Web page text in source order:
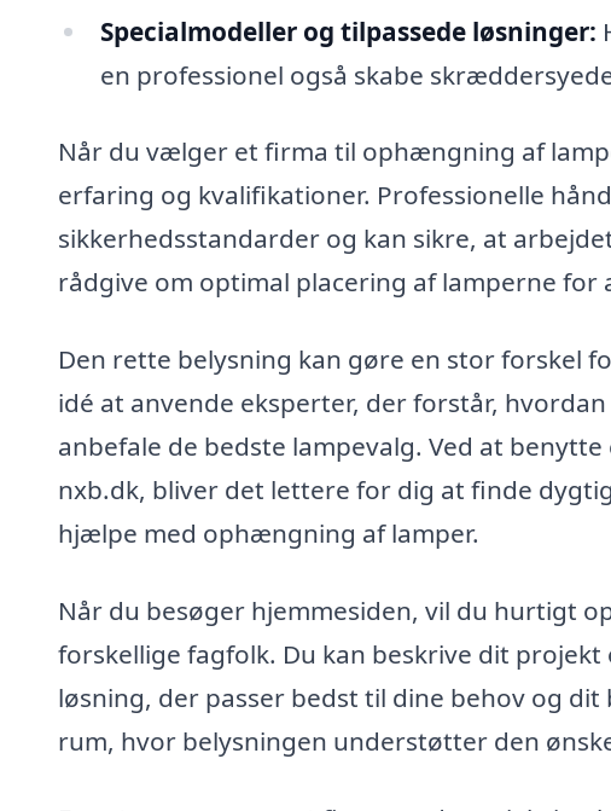
Specialmodeller og tilpassede løsninger:
en professionel også skabe
Når du vælger et firma til ophængning af
erfaring og kvalifikationer. Professionelle
sikkerhedsstandarder og kan sikre, at
rådgive om optimal placering af lamperne
Den rette belysning kan gøre en stor forskel
idé at anvende eksperter, der forstår,
anbefale de bedste lampevalg. Ved at
nxb.dk, bliver det lettere for dig at finde
hjælpe med ophængning af lamper.
Når du besøger hjemmesiden, vil du hurtigt
forskellige fagfolk. Du kan beskrive dit
løsning, der passer bedst til dine behov og
rum, hvor belysningen understøtter den